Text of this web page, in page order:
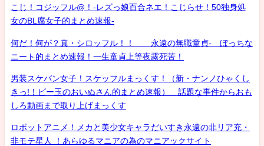
こじ！コジッフル@！-レズっ娘百合ネエ！こじらせ！50独身処
女のBL腐女子的まとめ速報-
何だ！何が？真・シロッフル！！ 永遠の無職童貞- ぼっちな
ニート的まとめ速報！一生童貞上等夜露死苦！
男装スケバン女子！スケッフルまっくす！（新・ナンノひゃくし
きっ!！ビー玉のおいぬさん的まとめ速報） 話題な事件からおも
しろ動画まで取り上げまっくす
ロボットアニメ！メカと美少女キャラだいすき永遠の非リア充・
非モテ星人 ！あらゆるマニアの為のマニアックサイト